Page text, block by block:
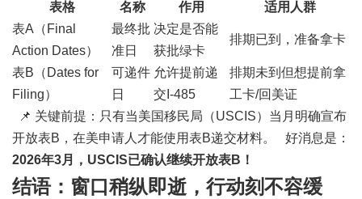
表格
名称 作用
适用人群
表A（Final
Action Dates）
最终批
准日
决定是否能
获批绿卡
排期已到，准备拿卡
表B（Dates for
Filing）
可递件
日
允许提前递
交I-485
排期未到但想提前拿
工卡/回美证
📌 关键前提：只有当美国移民局（USCIS）当月明确宣布
开放表B，在美申请人才能使用表B递交材料。 好消息是：
2026年3月，USCIS已确认继续开放表B！
结语：窗口稍纵即逝，行动刻不容缓